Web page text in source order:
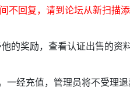
不回复，请到论坛从新扫描添
的奖励，查看认证出售的资
一经充值，管理员将不受理